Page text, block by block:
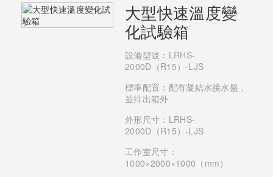
大型快速溫度變
化試驗箱
設備型號：LRHS-
2000D（R15）-LJS
標準配置：配有凝結水接水盤，
並排出箱外
外形尺寸：LRHS-
2000D（R15）-LJS
工作室尺寸：
1000×2000×1000（mm）